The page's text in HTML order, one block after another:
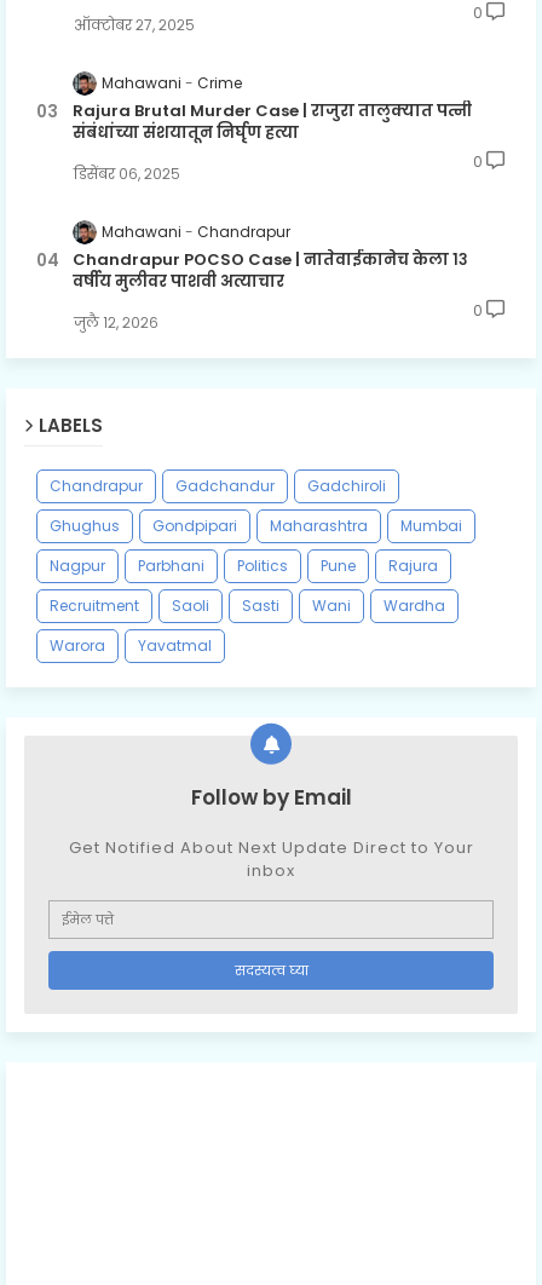
ऑक्टोबर २७, २०२५
0
Mahawani Crime
Rajura Brutal Murder Case | राजुरा तालुक्यात पत्नी
संबंधांच्या संशयातून निर्घृण हत्या
डिसेंबर ०६, २०२५
0
Mahawani Chandrapur
Chandrapur POCSO Case | नातेवाईकानेच केला १३
वर्षीय मुलीवर पाशवी अत्याचार
जुलै १२, २०२६
0
LABELS
Chandrapur Gadchandur
Gadchiroli
Ghughus
Gondpipari Maharashtra
Mumbai
Nagpur
Parbhani Politics Pune
Rajura
Recruitment
Saoli Sasti Wani
Wardha
Warora
Yavatmal
Follow by Email
Get Notified About Next Update Direct to Your
inbox